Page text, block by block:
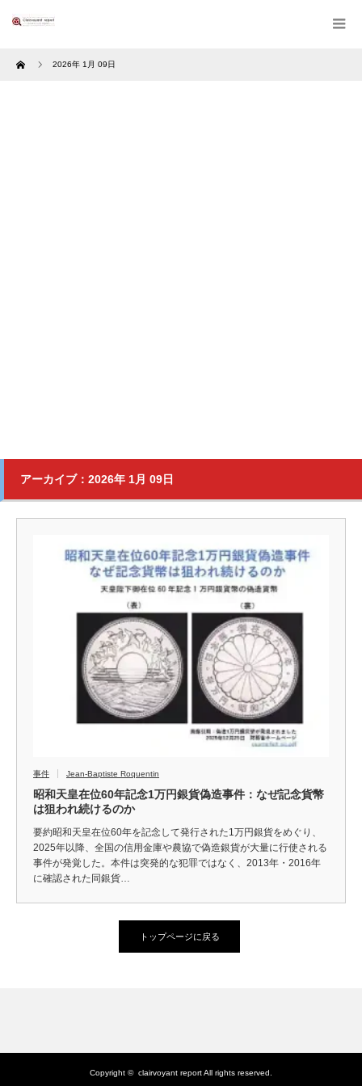
Home 2026年 1月 09日
アーカイブ：2026年 1月 09日
事件 Jean-Baptiste Roquentin
昭和天皇在位60年記念1万円銀貨偽造事件：なぜ記念貨幣
は狙われ続けるのか
要約昭和天皇在位60年を記念して発行された1万円銀貨をめぐり、
2025年以降、全国の信用金庫や農協で偽造銀貨が大量に行使される
事件が発覚した。本件は突発的な犯罪ではなく、2013年・2016年
に確認された同銀貨…
トップページに戻る
Copyright © clairvoyant reportAll rights reserved.